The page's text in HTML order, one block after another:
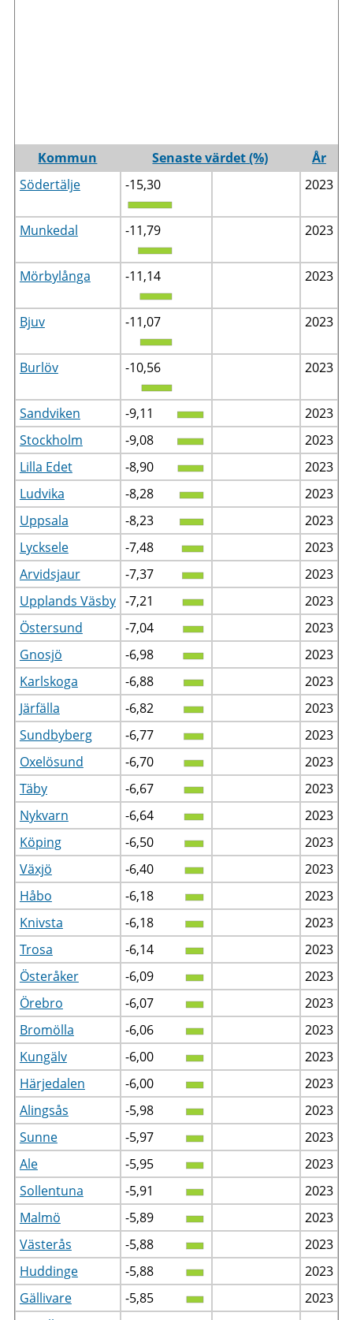
Kommun Senaste värdet (%)
År
Södertälje
-15,30 2023
Munkedal -11,79 2023
Mörbylånga -11,14 2023
Bjuv -11,07 2023
Burlöv -10,56 2023
Sandviken -9,11
2023
Stockholm
-9,08
2023
Lilla Edet
-8,90
2023
Ludvika
-8,28
2023
Uppsala
-8,23
2023
Lycksele
-7,48
2023
Arvidsjaur
-7,37
2023
Upplands Väsby -7,21
2023
Östersund
-7,04
2023
Gnosjö
-6,98
2023
Karlskoga
-6,88
2023
Järfälla
-6,82
2023
Sundbyberg
-6,77
2023
Oxelösund
-6,70
2023
Täby
-6,67
2023
Nykvarn
-6,64
2023
Köping
-6,50
2023
Växjö
-6,40
2023
Håbo
-6,18
2023
Knivsta
-6,18
2023
Trosa
-6,14
2023
Österåker
-6,09
2023
Örebro
-6,07
2023
Bromölla
-6,06
2023
Kungälv
-6,00
2023
Härjedalen
-6,00
2023
Alingsås
-5,98
2023
Sunne
-5,97
2023
Ale
-5,95
2023
Sollentuna
-5,91
2023
Malmö
-5,89
2023
Västerås
-5,88
2023
Huddinge
-5,88
2023
Gällivare
-5,85
2023